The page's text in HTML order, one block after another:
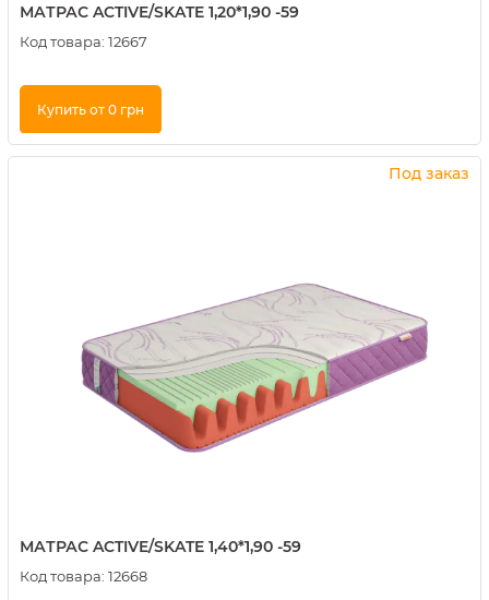
МАТРАС ACTIVE/SKATE 1,20*1,90 -59
Код товара: 12667
Купить от 0 грн
Купить в 1 клик
Под заказ
МАТРАС ACTIVE/SKATE 1,40*1,90 -59
Код товара: 12668